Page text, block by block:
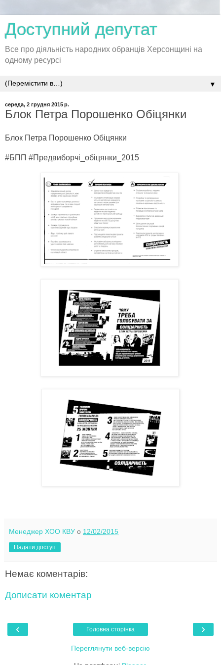
Доступний депутат
Все про діяльність народних обранців Херсонщині на
одному ресурсі
▼
середа, 2 грудня 2015 р.
Блок Петра Порошенко Обіцянки
Блок Петра Порошенко Обіцянки
#БПП #Предвиборчі_обіцянки_2015
Менеджер ХОО КВУ о 12/02/2015
Надати доступ
Немає коментарів:
Дописати коментар
‹ ›
Головна сторінка
Переглянути веб-версію